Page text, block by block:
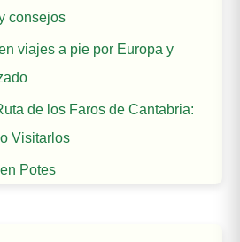
consejos
viajes a pie por Europa y
de los Faros de Cantabria:
Visitarlos
Potes